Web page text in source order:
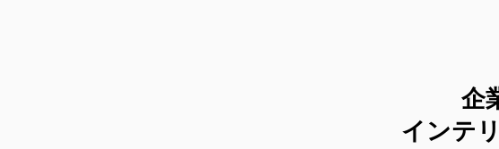
企
インテ